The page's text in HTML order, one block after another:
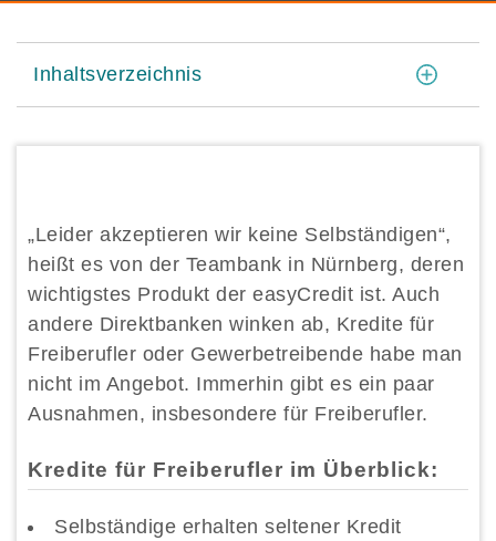
Inhaltsverzeichnis
„Leider akzeptieren wir keine Selbständigen“,
heißt es von der Teambank in Nürnberg, deren
wichtigstes Produkt der easyCredit ist. Auch
andere Direktbanken winken ab, Kredite für
Freiberufler oder Gewerbetreibende habe man
nicht im Angebot. Immerhin gibt es ein paar
Ausnahmen, insbesondere für Freiberufler.
Kredite für Freiberufler im Überblick:
Selbständige erhalten seltener Kredit